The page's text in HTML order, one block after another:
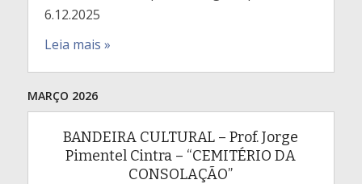
6.12.2025
Leia mais »
MARÇO 2026
BANDEIRA CULTURAL – Prof. Jorge
Pimentel Cintra – “CEMITÉRIO DA
CONSOLAÇÃO”